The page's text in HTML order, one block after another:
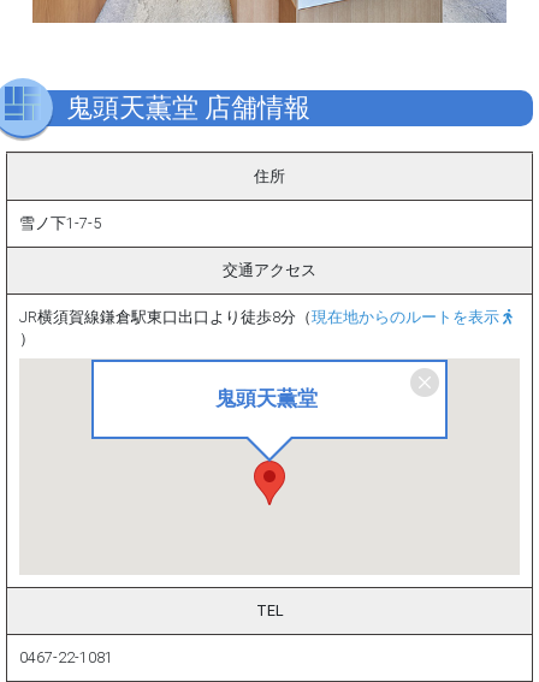
鬼頭天薫堂 店舗情報
住所
雪ノ下1-7-5
交通アクセス
JR横須賀線鎌倉駅東口出口より徒歩8分（現在地からのルートを表示
）
鬼頭天薫堂
TEL
0467-22-1081